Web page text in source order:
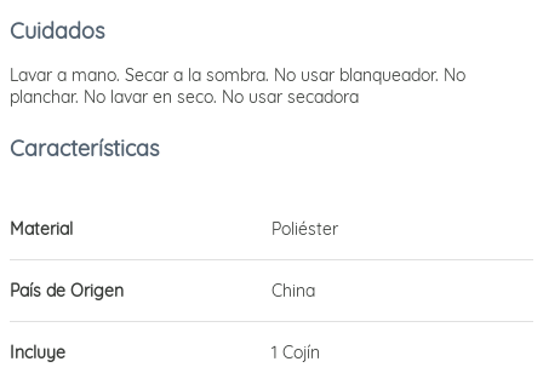
Cuidados
Lavar a mano. Secar a la sombra. No usar blanqueador. No
planchar. No lavar en seco. No usar secadora
Material Poliéster
País de Origen China
Incluye 1 Cojín